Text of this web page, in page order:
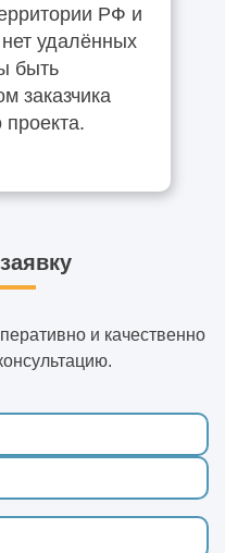
РФ и
удалённых
быть
заказчика
и качественно